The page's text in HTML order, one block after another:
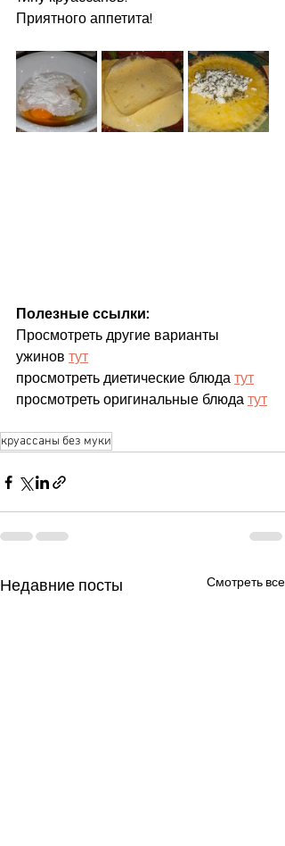
Приятного аппетита!
Полезные ссылки:
Просмотреть другие варианты
ужинов тут
просмотреть диетические блюда тут
просмотреть оригинальные блюда тут
круассаны без муки
Недавние посты Смотреть все